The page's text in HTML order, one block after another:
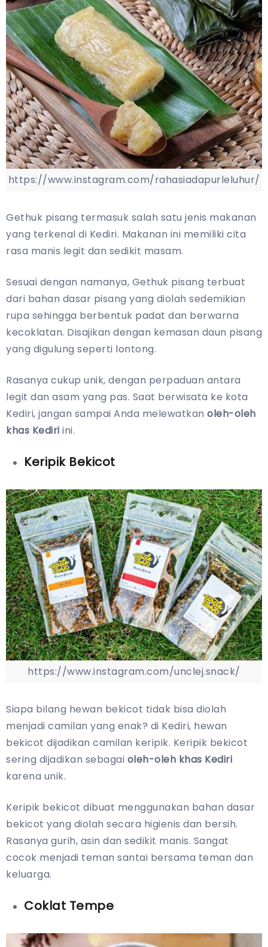
https://www.instagram.com/rahasiadapurleluhur/
Gethuk pisang termasuk salah satu jenis makanan
yang terkenal di Kediri. Makanan ini memiliki cita
rasa manis legit dan sedikit masam.
Sesuai dengan namanya, Gethuk pisang terbuat
dari bahan dasar pisang yang diolah sedemikian
rupa sehingga berbentuk padat dan berwarna
kecoklatan. Disajikan dengan kemasan daun pisang
yang digulung seperti lontong.
Rasanya cukup unik, dengan perpaduan antara
legit dan asam yang pas. Saat berwisata ke kota
Kediri, jangan sampai Anda melewatkan oleh-oleh
khas Kediri ini.
Keripik Bekicot
https://www.instagram.com/unclej.snack/
Siapa bilang hewan bekicot tidak bisa diolah
menjadi camilan yang enak? di Kediri, hewan
bekicot dijadikan camilan keripik. Keripik bekicot
sering dijadikan sebagai oleh-oleh khas Kediri
karena unik.
Keripik bekicot dibuat menggunakan bahan dasar
bekicot yang diolah secara higienis dan bersih.
Rasanya gurih, asin dan sedikit manis. Sangat
cocok menjadi teman santai bersama teman dan
keluarga.
Coklat Tempe